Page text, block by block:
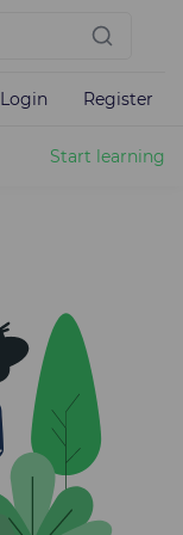
Login Register
Start learning